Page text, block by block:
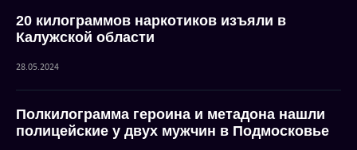
20 килограммов наркотиков изъяли в
Калужской области
28.05.2024
Полкилограмма героина и метадона нашли
полицейские у двух мужчин в Подмосковье